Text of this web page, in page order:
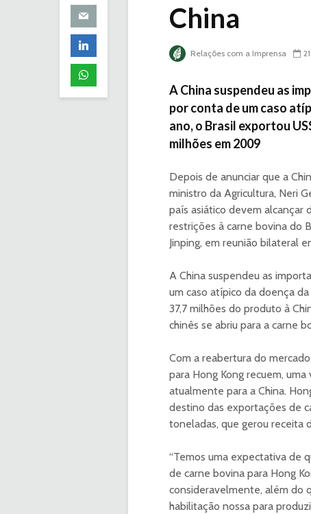
China
Relações com a Imprensa
A China suspendeu as
por conta de um caso
ano, o Brasil exportou
milhões em 2009
Depois de anunciar que a
ministro da Agricultura, Neri
país asiático devem alcançar
restrições à carne bovina do
Jinping, em reunião bilateral
A China suspendeu as
um caso atípico da doença
37,7 milhões do produto à
chinês se abriu para a carne
Com a reabertura do
para Hong Kong recuem,
atualmente para a China.
destino das exportações de
toneladas, que gerou receita
“Temos uma expectativa de
de carne bovina para Hong
consideravelmente, além do
habilitação nossa para